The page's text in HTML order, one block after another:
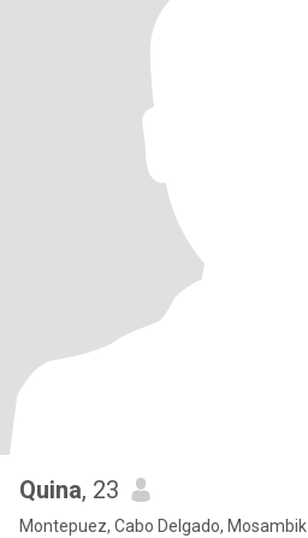
Quina, 23
Montepuez, Cabo Delgado, Mosambik